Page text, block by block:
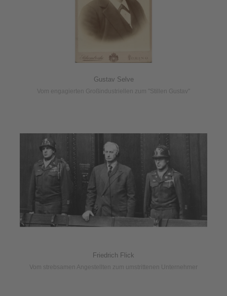
Gustav Selve
Vom engagierten Großindustriellen zum "Stillen Gustav"
Friedrich Flick
Vom strebsamen Angestellten zum umstrittenen Unternehmer